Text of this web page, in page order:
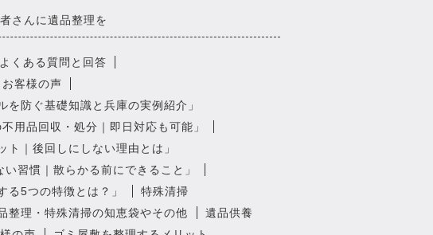
さんに遺品整理を
よくある質問と回答
客様の声
を防ぐ基礎知識と兵庫の実例紹介」
不用品回収・処分｜即日対応も可能」
ト｜後回しにしない理由とは」
い習慣｜散らかる前にできること」
る5つの特徴とは？」
特殊清掃
整理・特殊清掃の知恵袋やその他
遺品供養